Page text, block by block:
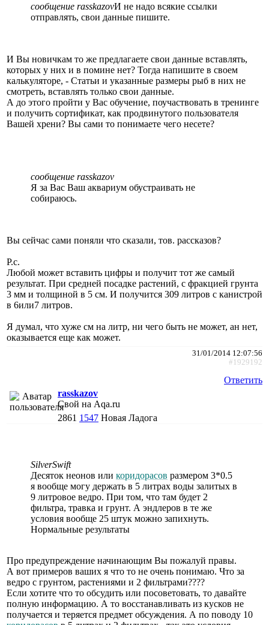
сообщение rasskazovИ не надо всякие ссылки
отправлять, свои данные пишите.
И Вы новичкам то же предлагаете свои данные вставлять,
которых у них и в помине нет? Тогда напишите в своем
калькуляторе, - Статьи и указанные размеры рыб в них не
смотреть, вставлять только свои данные.
А до этого пройти у Вас обучение, поучаствовать в тренинге
и получить сортификат, как продвинутого пользователя
Вашей хрени? Вы сами то понимаете чего несете?
сообщение rasskazov
Я за Вас Ваш аквариум обустраивать не
собираюсь.
Вы сейчас сами поняли что сказали, тов. рассказов?
Р.с.
Любой может вставить цифры и получит тот же самый
результат. При средней посадке растений, с фракцией грунта
3 мм и толщиной в 5 см. И получится 309 литров с канистрой
в 6или7 литров.
Я думал, что хуже см на литр, ни чего быть не может, ан нет,
оказывается еще как может.
31/01/2014 12:07:56
#1929192
Ответить
rasskazov
Свой на Aqa.ru
2861 1547 Новая Ладога
SilverSwift
Десяток неонов или коридорасов размером 3*0.5
я вообще могу держать в 5 литрах воды залитых в
9 литровое ведро. При том, что там будет 2
фильтра, травка и грунт. А эндлеров в те же
условия вообще 25 штук можно запихнуть.
Нормальные результаты
Про предупреждение начинающим Вы пожалуй правы.
А вот примеров ваших я что то не очень понимаю. Что за
ведро с грунтом, растениями и 2 фильтрами????
Если хотите что то обсудить или посоветовать, то давайте
полную информацию. А то восстанавливать из кусков не
получается и теряется предмет обсуждения. А по поводу 10